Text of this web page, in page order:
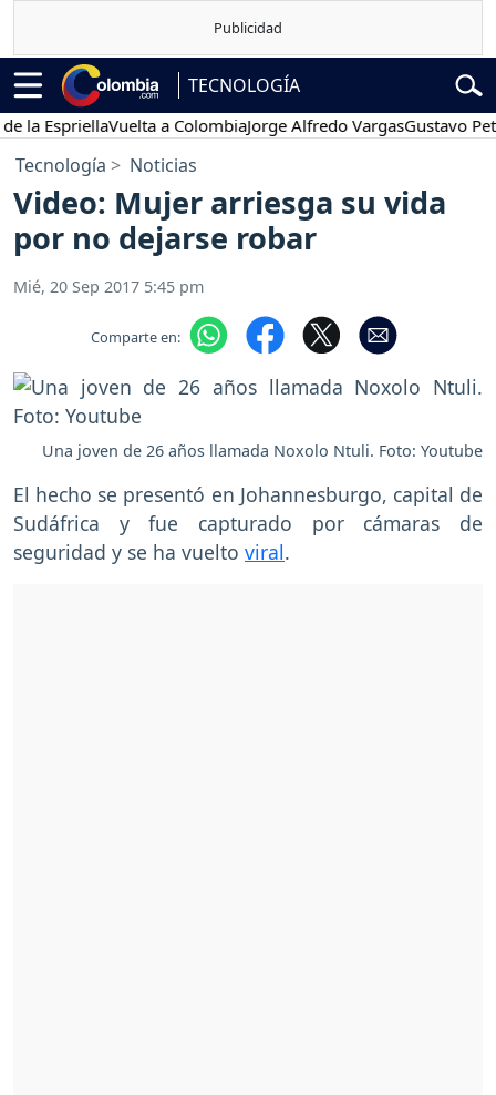
TECNOLOGÍA
Vuelta a ColombiaJorge Alfredo VargasGustavo Petro
Tecnología Noticias
Video: Mujer arriesga su vida
por no dejarse robar
Mié, 20 Sep 2017 5:45 pm
Comparte en:
Una joven de 26 años llamada Noxolo Ntuli. Foto: Youtube
El hecho se presentó en Johannesburgo, capital de
Sudáfrica y fue capturado por cámaras de
seguridad y se ha vuelto viral.